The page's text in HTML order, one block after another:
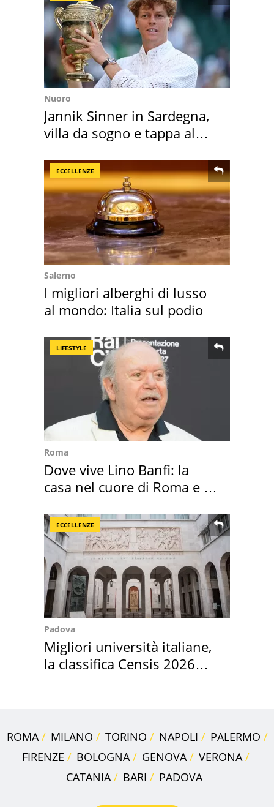
Nuoro
Jannik Sinner in Sardegna,
villa da sogno e tappa al
ECCELLENZE
Salerno
I migliori alberghi di lusso
al mondo: Italia sul podio
LIFESTYLE
Roma
Dove vive Lino Banfi: la
casa nel cuore di Roma e i
ECCELLENZE
Padova
Migliori università italiane,
la classifica Censis 2026
ROMA MILANO TORINO NAPOLI
PALERMO
FIRENZE
BOLOGNA GENOVA
VERONA
CATANIA
BARI PADOVA